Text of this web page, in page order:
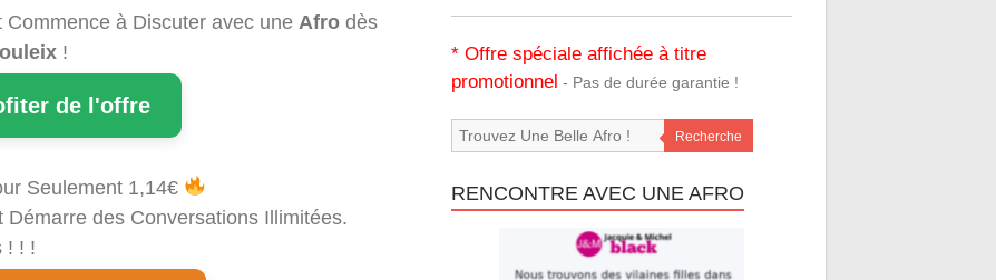
à Discuter avec une Afrodès
!
de l'offre
Seulement 1,14€
des Conversations Illimitées.
! ! !
* Offre spéciale affichée à titre
promotionnel - Pas de durée garantie !
Recherche
RENCONTRE AVEC UNE AFRO